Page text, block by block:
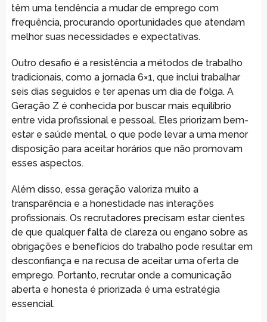
têm uma tendência a mudar de emprego com
frequência, procurando oportunidades que atendam
melhor suas necessidades e expectativas.
Outro desafio é a resistência a métodos de trabalho
tradicionais, como a jornada 6×1, que inclui trabalhar
seis dias seguidos e ter apenas um dia de folga. A
Geração Z é conhecida por buscar mais equilíbrio
entre vida profissional e pessoal. Eles priorizam bem-
estar e saúde mental, o que pode levar a uma menor
disposição para aceitar horários que não promovam
esses aspectos.
Além disso, essa geração valoriza muito a
transparência e a honestidade nas interações
profissionais. Os recrutadores precisam estar cientes
de que qualquer falta de clareza ou engano sobre as
obrigações e benefícios do trabalho pode resultar em
desconfiança e na recusa de aceitar uma oferta de
emprego. Portanto, recrutar onde a comunicação
aberta e honesta é priorizada é uma estratégia
essencial.